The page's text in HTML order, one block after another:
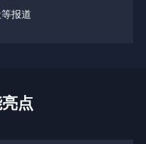
报道
点